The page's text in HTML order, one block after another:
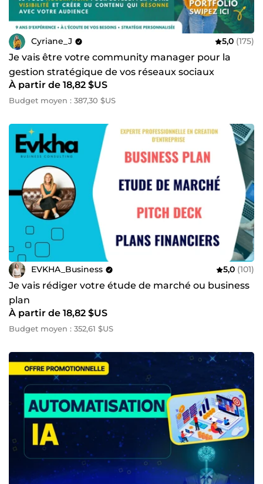
Cyriane_J 5,0 (175)
Je vais être votre community manager pour la
gestion stratégique de vos réseaux sociaux
À partir de 18,82 $US
Budget moyen : 387,30 $US
EVKHA_Business 5,0 (101)
Je vais rédiger votre étude de marché ou business
plan
À partir de 18,82 $US
Budget moyen : 352,61 $US